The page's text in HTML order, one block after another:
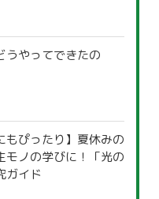
うやってできたの
もぴったり】夏休みの
モノの学びに！「光の
ガイド